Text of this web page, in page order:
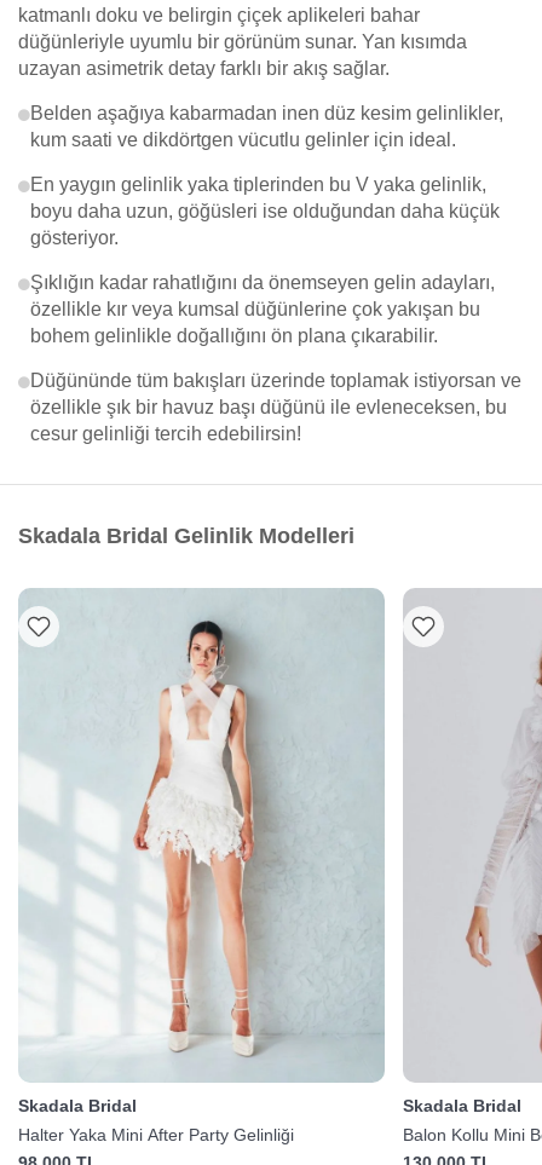
katmanlı doku ve belirgin çiçek aplikeleri bahar
düğünleriyle uyumlu bir görünüm sunar. Yan kısımda
uzayan asimetrik detay farklı bir akış sağlar.
Belden aşağıya kabarmadan inen düz kesim gelinlikler,
kum saati ve dikdörtgen vücutlu gelinler için ideal.
En yaygın gelinlik yaka tiplerinden bu V yaka gelinlik,
boyu daha uzun, göğüsleri ise olduğundan daha küçük
gösteriyor.
Şıklığın kadar rahatlığını da önemseyen gelin adayları,
özellikle kır veya kumsal düğünlerine çok yakışan bu
bohem gelinlikle doğallığını ön plana çıkarabilir.
Düğününde tüm bakışları üzerinde toplamak istiyorsan ve
özellikle şık bir havuz başı düğünü ile evleneceksen, bu
cesur gelinliği tercih edebilirsin!
Skadala Bridal Gelinlik Modelleri
Skadala Bridal
Halter Yaka Mini After Party Gelinliği
Skadala Bridal
Balon Kollu Mini